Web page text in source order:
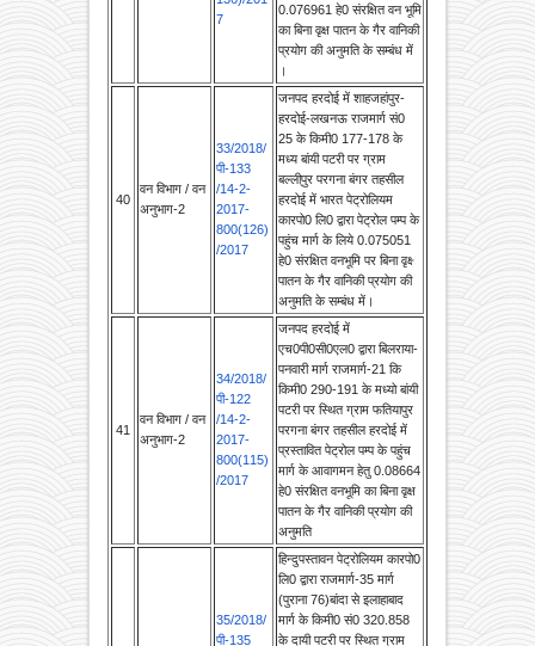
प्रयोग की अनुमति के सम्बंध में
।
/14-2-
2017-
800(126)
/2017
जनपद हरदोई में शाहजहांपुर-
हरदोई-लखनऊ राजमार्ग सं0
25 के किमी0 177-178 के
मध्य बांयी पटरी पर ग्राम
बल्ली्पुर परगना बंगर तहसील
हरदोई में भारत पेट्रोलियम
कारपो0 लि0 द्वारा पेट्रोल पम्प के
पहुंच मार्ग के लिये 0.075051
हे0 संरक्षित वनभूमि पर बिना वृक्ष्‍
पातन के गैर वानिकी प्रयोग की
अनुमति के सम्बंध में।
/14-2-
2017-
800(115)
/2017
जनपद हरदोई में
एच0पी0सी0एल0 द्वारा बिलराया-
पनवारी मार्ग राजमार्ग-21 कि
किमी0 290-191 के मध्यो बांयी
पटरी पर स्थित ग्राम फतियापुर
परगना बंगर तहसील हरदोई में
प्रस्तावित पेट्रोल पम्प के पहुंच
मार्ग के आवागमन हेतु 0.08664
हे0 संरक्षित वनभूमि का बिना वृक्ष
पातन के गैर वानिकी प्रयोग की
अनुमति
/14-2-
2017-
हिन्दुपस्तावन पेट्रोलियम कारपो0
लि0 द्वारा राजमार्ग-35 मार्ग
(पुराना 76)बांदा से इलाहाबाद
मार्ग के किमी0 सं0 320.858
के दायी पटरी पर स्थित ग्राम
जोरवारा तहसील मऊ जिला
चित्रकूट के खसरा सं0 496 में